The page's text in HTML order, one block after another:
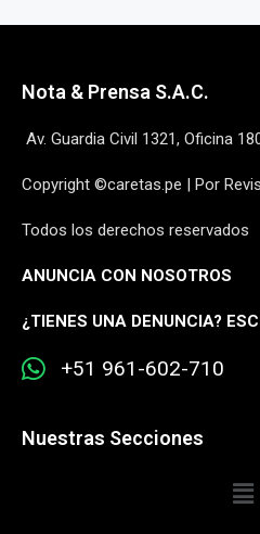
Nota & Prensa S.A.C.
Av. Guardia Civil 1321, Oficina
Copyright ©caretas.pe | Por
Todos los derechos reservados
ANUNCIA CON NOSOTROS
¿TIENES UNA DENUNCIA?
+51 961-602-710
Nuestras Secciones